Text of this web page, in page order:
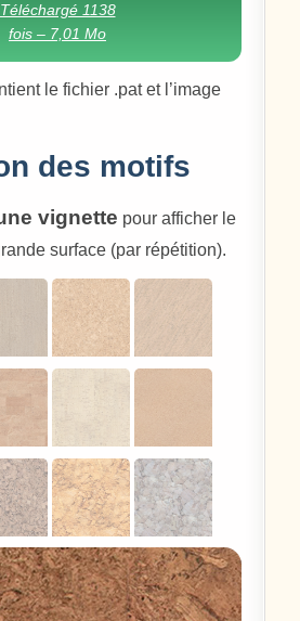
Téléchargé 1138
fois – 7,01 Mo
le fichier .pat et l’image
des motifs
vignette pour afficher le
surface (par répétition).